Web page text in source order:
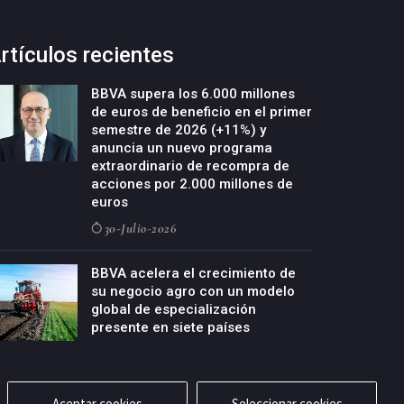
recientes
BBVA supera los 6.000 millones
de euros de beneficio en el primer
semestre de 2026 (+11%) y
anuncia un nuevo programa
extraordinario de recompra de
acciones por 2.000 millones de
euros
30-Julio-2026
BBVA acelera el crecimiento de
su negocio agro con un modelo
global de especialización
presente en siete países